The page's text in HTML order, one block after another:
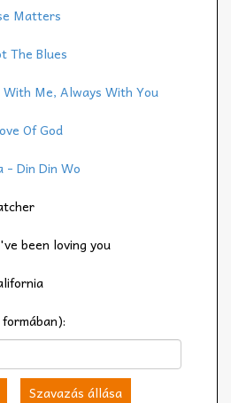
Matters
The Blues
Me, Always With You
Of God
- Din Din Wo
been loving you
Szavazás állása